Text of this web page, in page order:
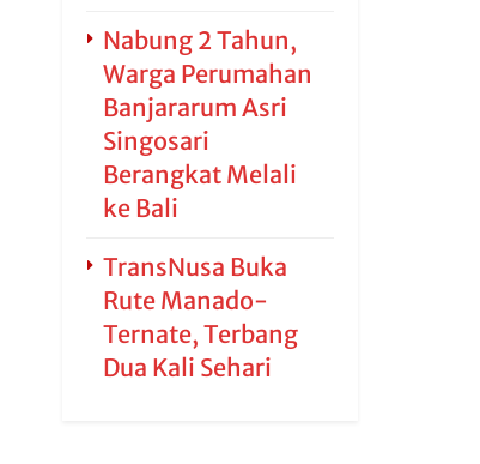
Nabung 2 Tahun,
Warga Perumahan
Banjararum Asri
Singosari
Berangkat Melali
ke Bali
TransNusa Buka
Rute Manado-
Ternate, Terbang
Dua Kali Sehari